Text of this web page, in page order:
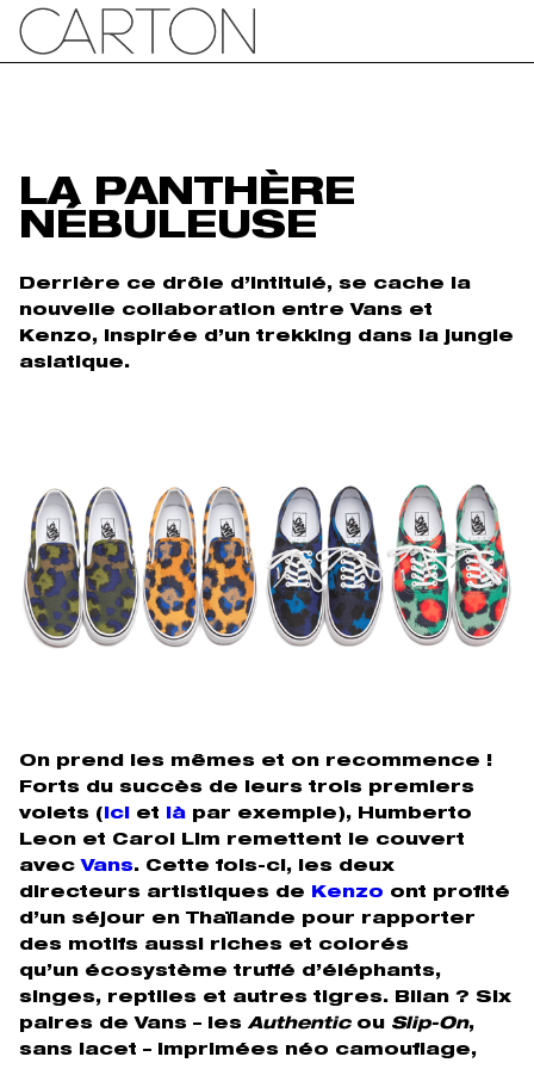
LA PANTHÈRE
NÉBULEUSE
Derrière ce drôle d’intitulé, se cache la
nouvelle collaboration entre Vans et
Kenzo, inspirée d’un trekking dans la jungle
asiatique.
On prend les mêmes et on recommence !
Forts du succès de leurs trois premiers
volets ( ici et là par exemple), Humberto
Leon et Carol Lim remettent le couvert
avec Vans. Cette fois-ci, les deux
directeurs artistiques de
Kenzo ont profité
d’un séjour en Thaïlande pour rapporter
des motifs aussi riches et colorés
qu’un écosystème truffé d’éléphants,
singes, reptiles et autres tigres. Bilan ? Six
paires de Vans – lesAuthenticou Slip-On,
sans lacet – imprimées néo camouflage,